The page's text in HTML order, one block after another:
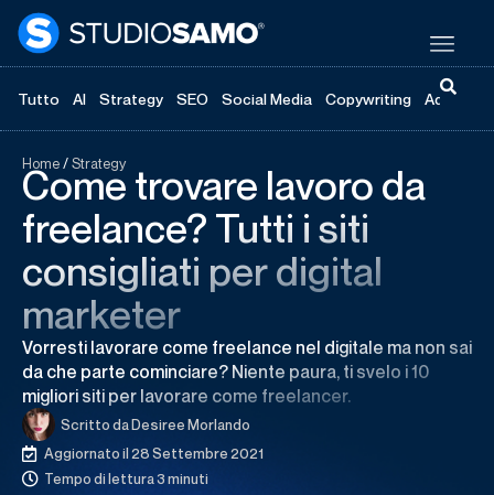
Tutto AI Strategy SEO Social Media Copywriting
Home/Strategy
Come trovare lavoro da
freelance? Tutti i siti
consigliati per digital
marketer
Vorresti lavorare come freelance nel digitale ma non sai
da che parte cominciare? Niente paura, ti svelo i 10
migliori siti per lavorare come freelancer.
Scritto daDesiree Morlando
Aggiornato il 28 Settembre 2021
Tempo di lettura 3 minuti